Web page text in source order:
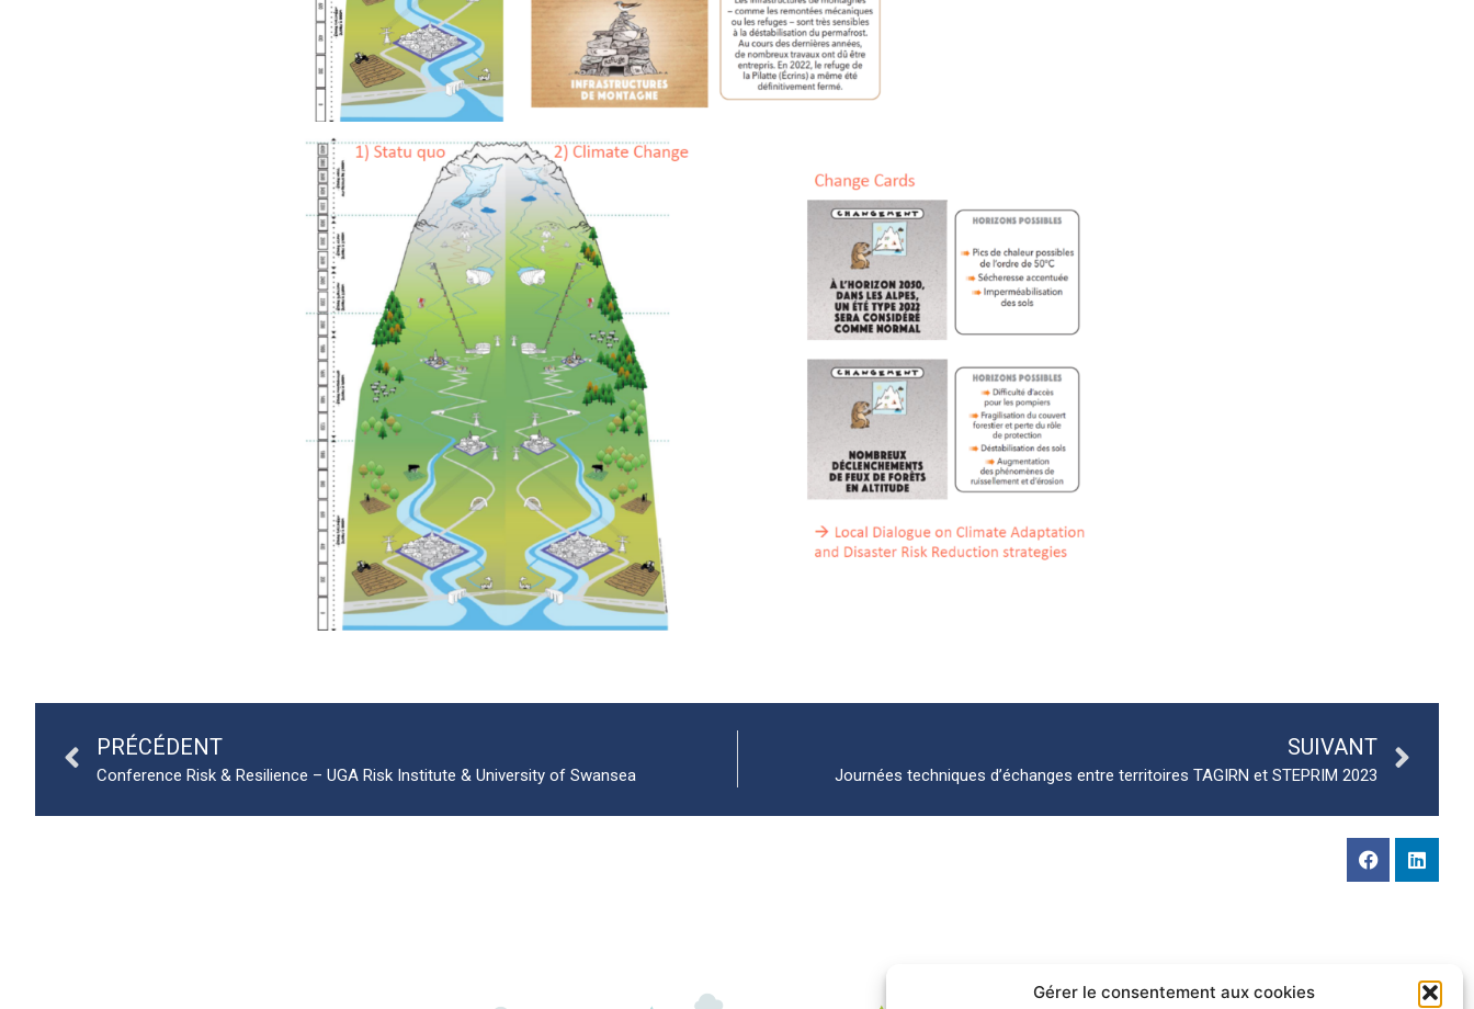
Gérer le consentement aux cookies
PRÉCÉDENT
Conference Risk & Resilience – UGA Risk Institute & University of Swansea
SUIVANT
Journées techniques d’échanges entre territoires TAGIRN et STEPRIM 2023